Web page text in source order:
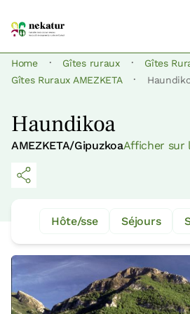
Home · Gîtes ruraux · Gîtes
Gîtes Ruraux AMEZKETA ·
Haundikoa
AMEZKETA/GipuzkoaAfficher sur
Hôte/sse Séjours